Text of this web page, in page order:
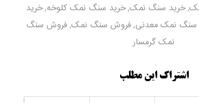
,خرید سنگ نمک,خرید سنگ نمک کلوخه,خرید
سنگ نمک معدنی,فروش سنگ نمک,فروش سنگ
نمک گرمسار
اشتراک این مطلب